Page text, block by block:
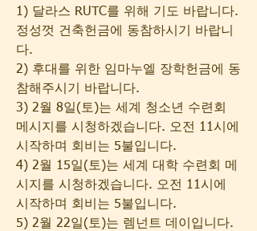
1) 달라스 RUTC를 위해 기도 바랍니다.
정성껏 건축헌금에 동참하시기 바랍니
다.
2) 후대를 위한 임마누엘 장학헌금에 동
참해주시기 바랍니다.
3) 2월 8일(토)는 세계 청소년 수련회
메시지를 시청하겠습니다. 오전 11시에
시작하며 회비는 5불입니다.
4) 2월 15일(토)는 세계 대학 수련회 메
시지를 시청하겠습니다. 오전 11시에
시작하며 회비는 5불입니다.
5) 2월 22일(토)는 렘넌트 데이입니다.